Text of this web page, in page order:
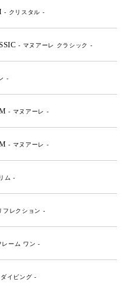
- クリスタル -
- マヌアーレ クラシック -
-
- マヌアーレ -
- マヌアーレ -
ム -
フレクション -
レーム ワン -
イビング -